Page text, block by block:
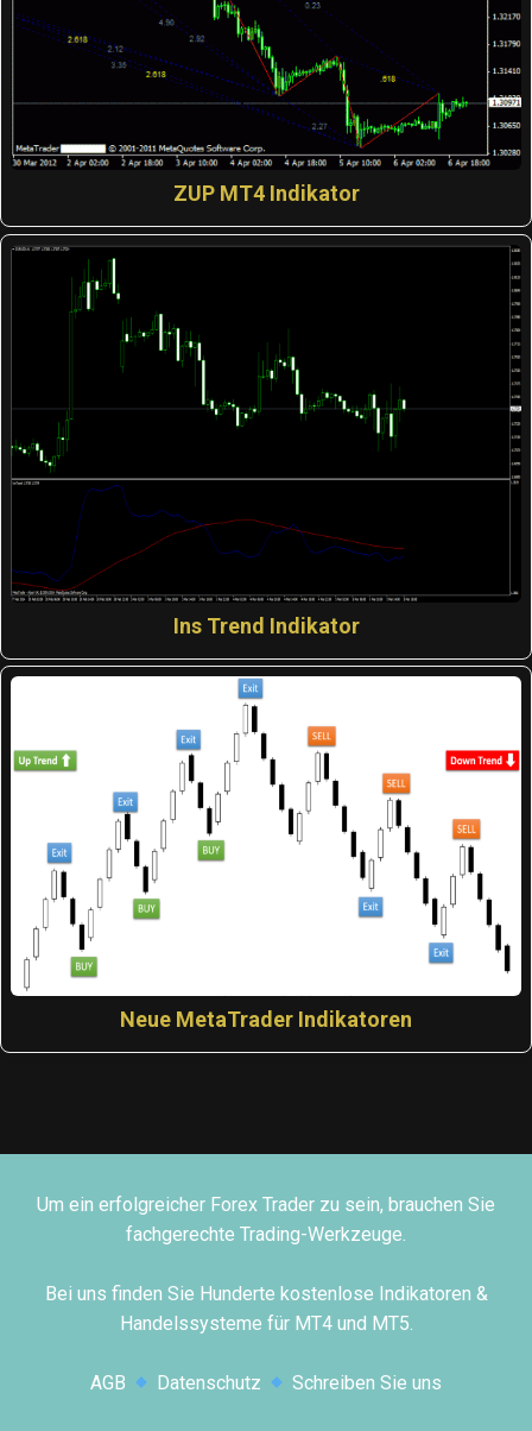
ZUP MT4 Indikator
Ins Trend Indikator
Neue MetaTrader Indikatoren
Um ein erfolgreicher Forex Trader zu sein, brauchen Sie
fachgerechte Trading-Werkzeuge.
Bei uns finden Sie Hunderte kostenlose Indikatoren &
Handelssysteme für MT4 und MT5.
AGB Datenschutz Schreiben Sie uns